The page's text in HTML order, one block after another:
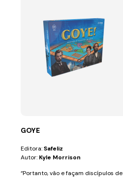
GOYE
Editora:Safeliz
Autor: Kyle Morrison
“Portanto, vão e façam discípulos de